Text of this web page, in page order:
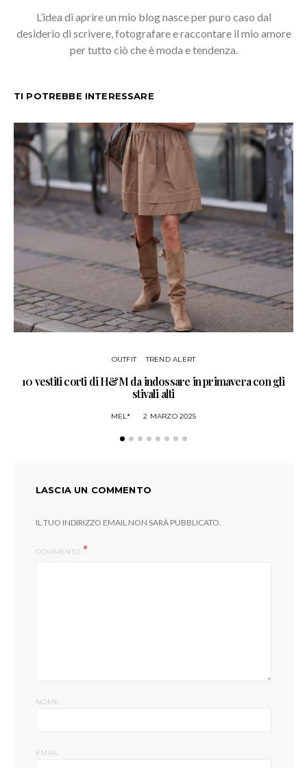
L’idea di aprire un mio blog nasce per puro caso dal
desiderio di scrivere, fotografare e raccontare il mio amore
per tutto ciò che è moda e tendenza.
TI POTREBBE INTERESSARE
OUTFIT TREND ALERT
10 vestiti corti di H&M da indossare in primavera con gli
stivali alti
MEL* 2 MARZO 2025
LASCIA UN COMMENTO
IL TUO INDIRIZZO EMAIL NON SARÀ PUBBLICATO.
COMMENTO
NOME
EMAIL